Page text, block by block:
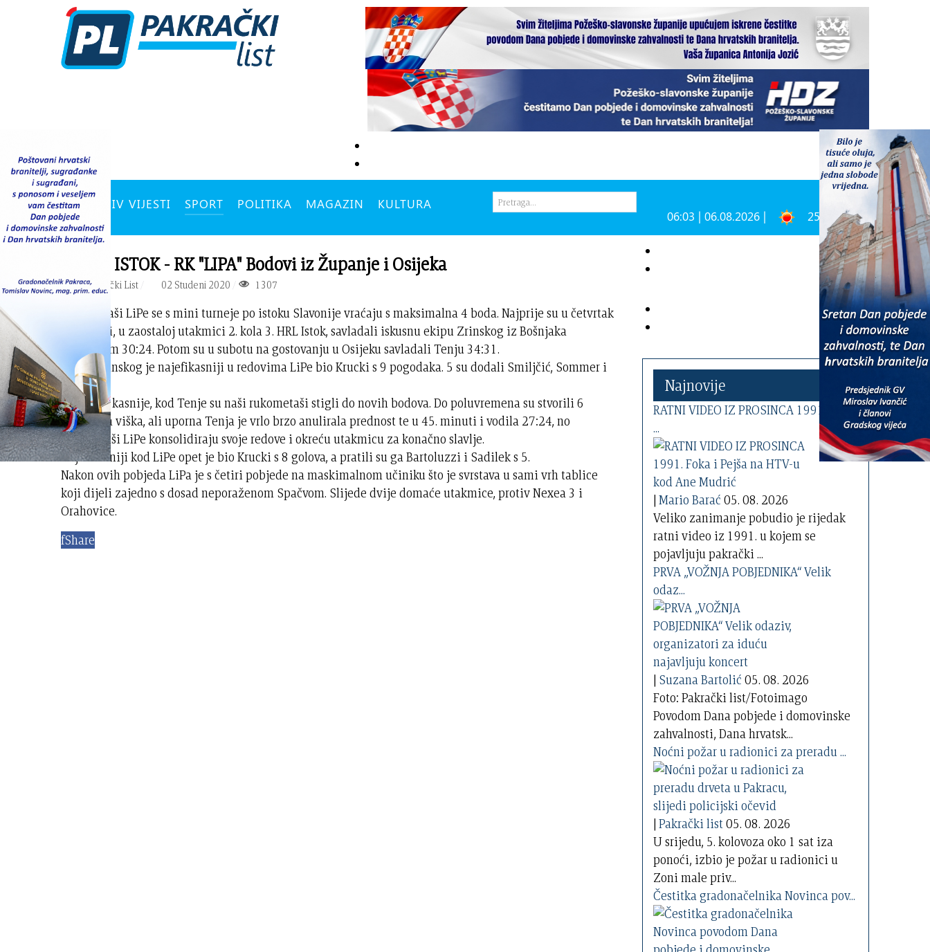
ARHIV VIJESTI SPORT POLITIKA MAGAZIN KULTURA
06:03 | 06.08.2026 | 25°C
3. HRL ISTOK - RK "LIPA" Bodovi iz Županje i Osijeka
PIŠE:Pakrački List 02 Studeni 2020 1307
Rukometaši LiPe se s mini turneje po istoku Slavonije vraćaju s maksimalna 4 boda. Najprije su u četvrtak
u Županji, u zaostaloj utakmici 2. kola 3. HRL Istok, savladali iskusnu ekipu Zrinskog iz Bošnjaka
rezultatom 30:24. Potom su u subotu na gostovanju u Osijeku savladali Tenju 34:31.
Protiv Zrinskog je najefikasniji u redovima LiPe bio Krucki s 9 pogodaka. 5 su dodali Smiljčić, Sommer i
Friš.
Dva dana kasnije, kod Tenje su naši rukometaši stigli do novih bodova. Do poluvremena su stvorili 6
pogodaka viška, ali uporna Tenja je vrlo brzo anulirala prednost te u 45. minuti i vodila 27:24, no
rukometaši LiPe konsolidiraju svoje redove i okreću utakmicu za konačno slavlje.
Najefikasniji kod LiPe opet je bio Krucki s 8 golova, a pratili su ga Bartoluzzi i Sadilek s 5.
Nakon ovih pobjeda LiPa je s četiri pobjede na maskimalnom učiniku što je svrstava u sami vrh tablice
koji dijeli zajedno s dosad neporaženom Spačvom. Slijede dvije domaće utakmice, protiv Nexea 3 i
Orahovice.
fShare
Najnovije
RATNI VIDEO IZ PROSINCA 1991. Foka
...
|Mario Barać 05. 08. 2026
Veliko zanimanje pobudio je rijedak
ratni video iz 1991. u kojem se
pojavljuju pakrački ...
PRVA „VOŽNJA POBJEDNIKA“ Velik
odaz...
| Suzana Bartolić 05. 08. 2026
Foto: Pakrački list/Fotoimago
Povodom Dana pobjede i domovinske
zahvalnosti, Dana hrvatsk...
Noćni požar u radionici za preradu ...
|Pakrački list05. 08. 2026
U srijedu, 5. kolovoza oko 1 sat iza
ponoći, izbio je požar u radionici u
Zoni male priv...
Čestitka gradonačelnika Novinca pov...